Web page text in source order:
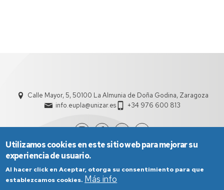
Calle Mayor, 5, 50100 La Almunia de Doña Godina, Zaragoza
info.eupla@unizar.es
+34 976 600 813
Utilizamos cookies en este sitio web para mejorar su
experiencia de usuario.
Al hacer click en Aceptar, otorga su consentimiento para que
establezcamos cookies. Más info